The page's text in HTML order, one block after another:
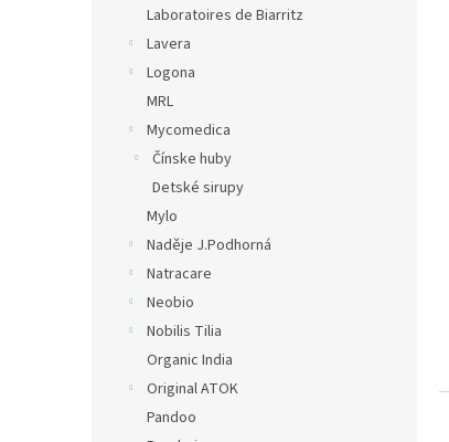
Laboratoires de Biarritz
Lavera
Logona
MRL
Mycomedica
Čínske huby
Detské sirupy
Mylo
Naděje J.Podhorná
Natracare
Neobio
Nobilis Tilia
Organic India
Original ATOK
Pandoo